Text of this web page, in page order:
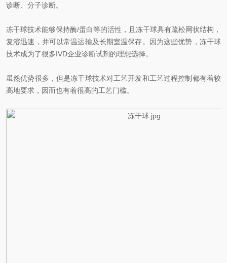
诊断、分子诊断。
冻干球技术能够保持酶/蛋白等的活性，且冻干球具有疏松网状结构，
复溶迅速，并可以常温运输及长期室温保存。因为这些优势，冻干球
技术成为了很多IVD企业诊断试剂的理想选择。
虽然优势很多，但是冻干球技术对工艺开发和工艺过程控制都有着较
高地要求，因而也有着很高的工艺门槛。